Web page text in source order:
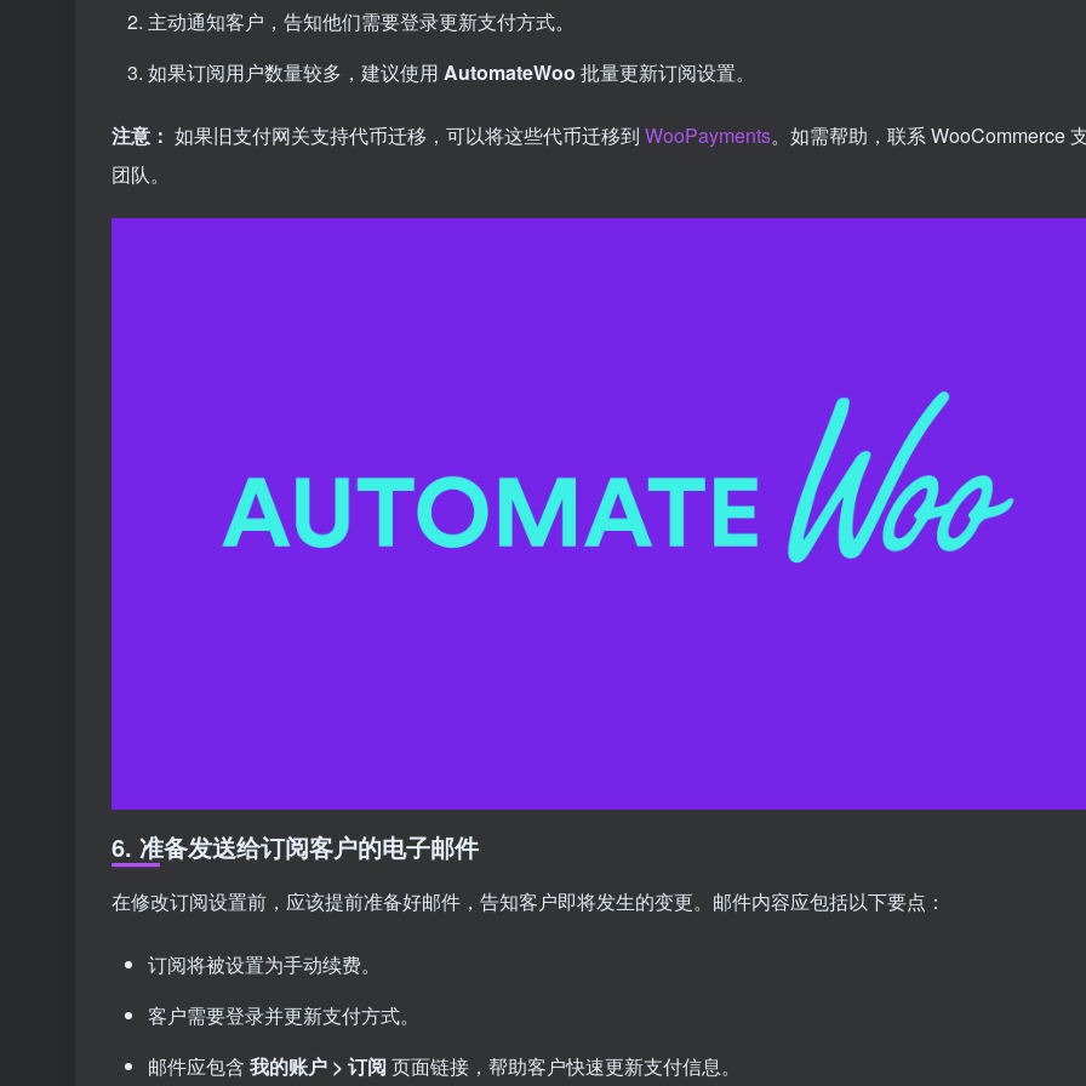
主动通知客户，告知他们需要登录更新支付方式。
如果订阅用户数量较多，建议使用 AutomateWoo 批量更新订阅设置。
注意： 如果旧支付网关支持代币迁移，可以将这些代币迁移到 WooPayments。如需帮助，联系 WooCommerce
团队。
6. 准备发送给订阅客户的电子邮件
在修改订阅设置前，应该提前准备好邮件，告知客户即将发生的变更。邮件内容应包括以下要点：
订阅将被设置为手动续费。
客户需要登录并更新支付方式。
邮件应包含 我的账户 > 订阅 页面链接，帮助客户快速更新支付信息。